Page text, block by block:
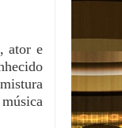
ator e